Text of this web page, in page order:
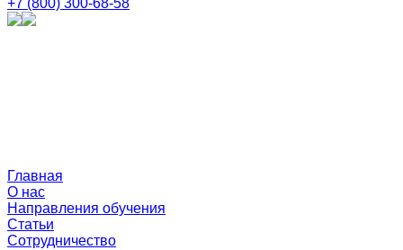
Главная
О нас
Направления обучения
Статьи
Сотрудничество